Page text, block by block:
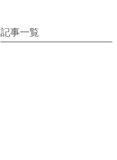
記事一覧